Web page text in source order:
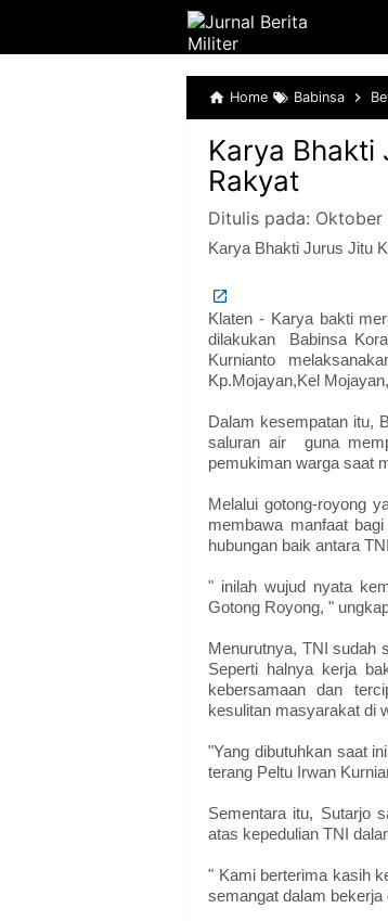
Home Babinsa
Karya Bhakti
Rakyat
Ditulis pada: Oktober
Karya Bhakti Jurus Jitu
Klaten - Karya bakti
dilakukan Babinsa
Kurnianto
Kp.Mojayan,Kel
Dalam kesempatan itu,
saluran air guna
pemukiman warga saat
Melalui gotong-royong
membawa manfaat
hubungan baik antara
" inilah wujud nyata
Gotong Royong, "
Menurutnya, TNI sudah
Seperti halnya kerja
kebersamaan dan
kesulitan masyarakat di
"Yang dibutuhkan saat
terang Peltu Irwan
Sementara itu, Sutarjo
atas kepedulian TNI
" Kami berterima kasih
semangat dalam